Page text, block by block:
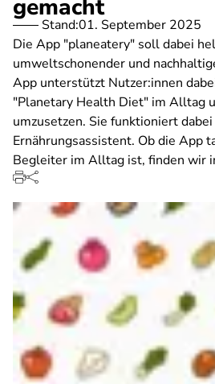
gemacht
Stand:01. September 2025
Die App "planeatery" soll dabei
umweltschonender und
App unterstützt Nutzer:innen
"Planetary Health Diet" im Alltag
umzusetzen. Sie funktioniert
Ernährungsassistent. Ob die App
Begleiter im Alltag ist, finden wir